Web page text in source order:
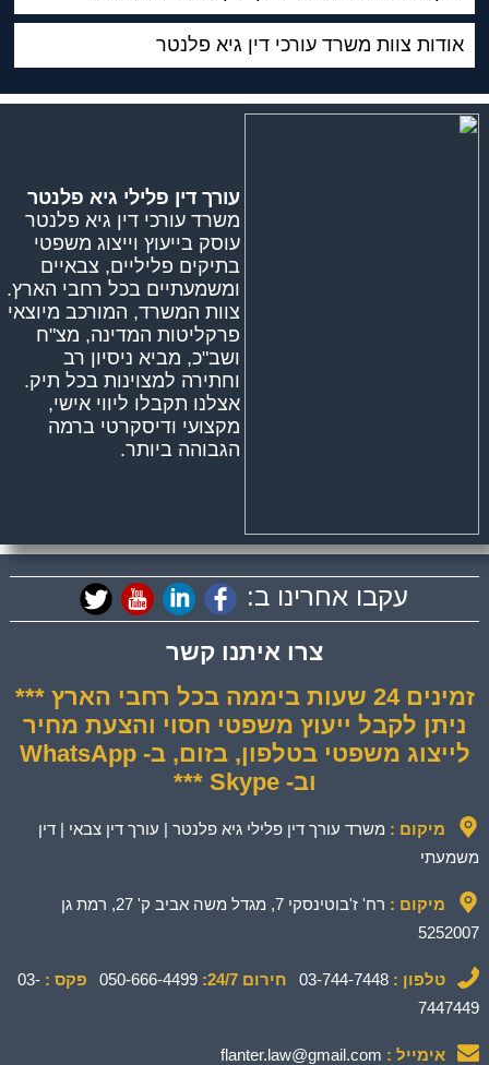
אודות צוות משרד עורכי דין גיא פלנטר
עורך דין פלילי גיא פלנטר
משרד עורכי דין גיא פלנטר
עוסק בייעוץ וייצוג משפטי
בתיקים פליליים, צבאיים
ומשמעתיים בכל רחבי הארץ.
צוות המשרד, המורכב מיוצאי
פרקליטות המדינה, מצ"ח
ושב"כ, מביא ניסיון רב
וחתירה למצוינות בכל תיק.
אצלנו תקבלו ליווי אישי,
מקצועי ודיסקרטי ברמה
הגבוהה ביותר.
עקבו אחרינו ב:
צרו איתנו קשר
זמינים 24 שעות ביממה בכל רחבי הארץ ***
ניתן לקבל ייעוץ משפטי חסוי והצעת מחיר
לייצוג משפטי בטלפון, בזום, ב- WhatsApp
וב- Skype ***
מיקום : משרד עורך דין פלילי גיא פלנטר | עורך דין צבאי | דין
משמעתי
מיקום :
רח' ז'בוטינסקי 7, מגדל משה אביב ק' 27, רמת גן
5252007
טלפון : 03-744-7448 חירום 24/7: 050-666-4499 פקס : 03-
7447449
אימייל : flanter.law@gmail.com